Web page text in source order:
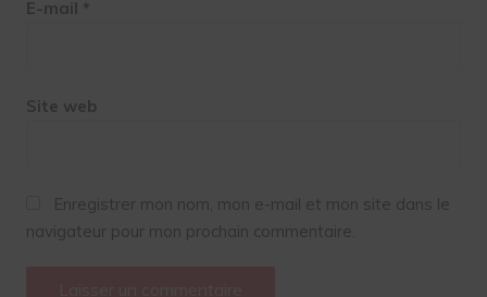
E-mail *
Site web
Enregistrer mon nom, mon e-mail et mon site dans le
navigateur pour mon prochain commentaire.